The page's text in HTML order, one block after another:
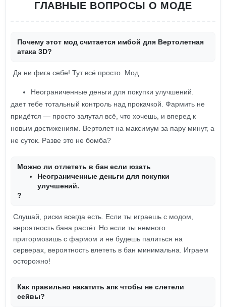
ГЛАВНЫЕ ВОПРОСЫ О МОДЕ
Почему этот мод считается имбой для Вертолетная
атака 3D?
Да ни фига себе! Тут всё просто. Мод
Неограниченные деньги для покупки улучшений.
дает тебе тотальный контроль над прокачкой. Фармить не
придётся — просто залутал всё, что хочешь, и вперед к
новым достижениям. Вертолет на максимум за пару минут, а
не суток. Разве это не бомба?
Можно ли отлететь в бан если юзать
Неограниченные деньги для покупки
улучшений.
?
Слушай, риски всегда есть. Если ты играешь с модом,
вероятность бана растёт. Но если ты немного
притормозишь с фармом и не будешь палиться на
серверах, вероятность влететь в бан минимальна. Играем
осторожно!
Как правильно накатить апк чтобы не слетели
сейвы?